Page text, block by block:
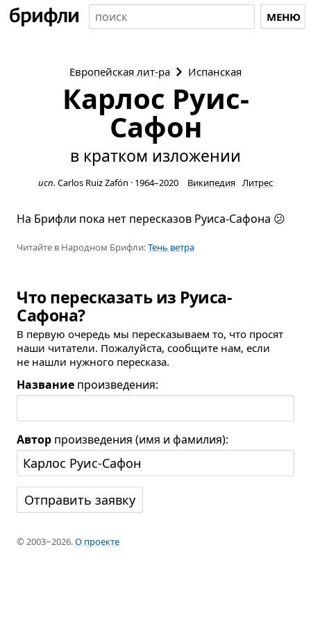
МЕНЮ
Европейская лит-ра Испанская
Карлос Руис-
Сафон
в кратком изложении
исп. Carlos Ruiz Zafón · 1964–2020 Википедия Литрес
На Брифли пока нет пересказов Руиса-Сафона 😕
Читайте в Народном Брифли:Тень ветра
Что пересказать из Руиса-
Сафона?
В первую очередь мы пересказываем то, что просят
наши читатели. Пожалуйста, сообщите нам, если
не нашли нужного пересказа.
Название произведения:
Автор произведения (имя и фамилия):
© 2003−2026.О проекте